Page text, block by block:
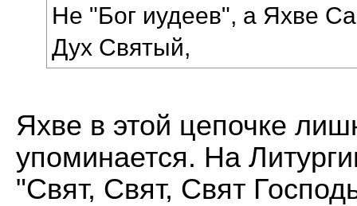
Не "Бог иудеев", а Яхве
Дух Святый,
Яхве в этой цепочке
упоминается. На
"Свят, Свят, Свят